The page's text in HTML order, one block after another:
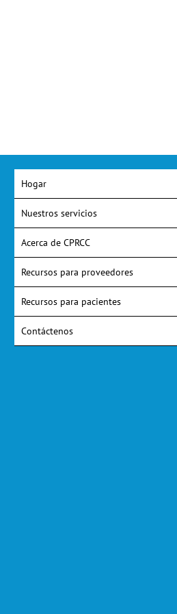
Hogar
Nuestros servicios
Acerca de CPRCC
Recursos para proveedores
Recursos para pacientes
Contáctenos